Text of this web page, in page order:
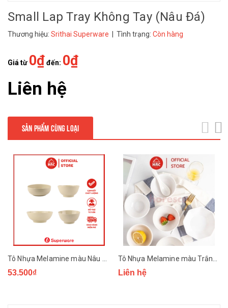
Small Lap Tray Không Tay (Nâu Đá)
Thương hiệu: Srithai Superware | Tình trạng: Còn hàng
Giá từ 0₫đến: 0₫
Liên hệ
SẢN PHẨM CÙNG LOẠI
53.500₫ Liên hệ